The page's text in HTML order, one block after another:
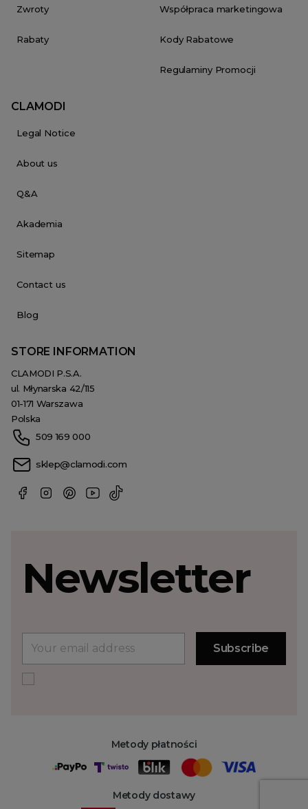
Zwroty
Rabaty
Współpraca marketingowa
Kody Rabatowe
Regulaminy Promocji
CLAMODI
Legal Notice
About us
Q&A
Akademia
Sitemap
Contact us
Blog
STORE INFORMATION
CLAMODI P.S.A.
ul. Młynarska 42/115
01-171 Warszawa
Polska
509 169 000
sklep@clamodi.com
Metody płatności
Metody dostawy
Newsletter